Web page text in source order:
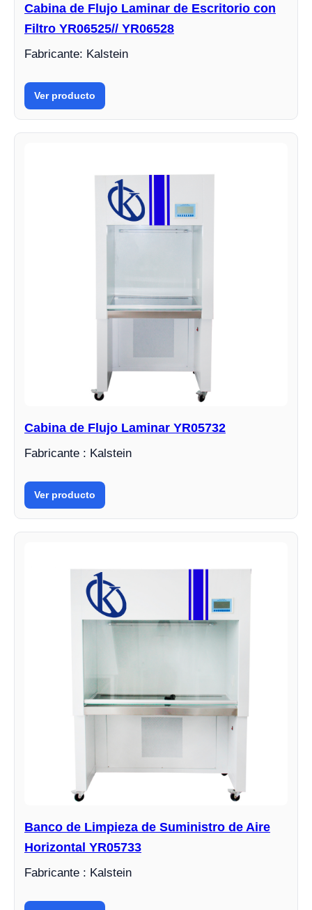
Cabina de Flujo Laminar de Escritorio con
Filtro YR06525// YR06528
Fabricante: Kalstein
Ver producto
Cabina de Flujo Laminar YR05732
Fabricante : Kalstein
Ver producto
Banco de Limpieza de Suministro de Aire
Horizontal YR05733
Fabricante : Kalstein